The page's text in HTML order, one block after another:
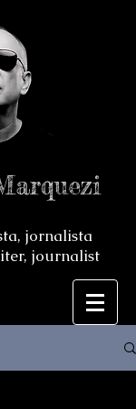
jornalista
journalist